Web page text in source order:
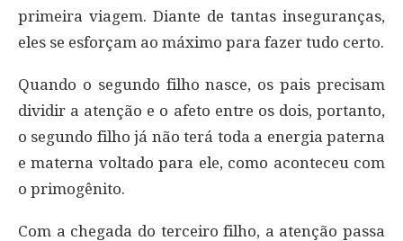
primeira viagem. Diante de tantas inseguranças,
eles se esforçam ao máximo para fazer tudo certo.
Quando o segundo filho nasce, os pais precisam
dividir a atenção e o afeto entre os dois, portanto,
o segundo filho já não terá toda a energia paterna
e materna voltado para ele, como aconteceu com
o primogênito.
Com a chegada do terceiro filho, a atenção passa